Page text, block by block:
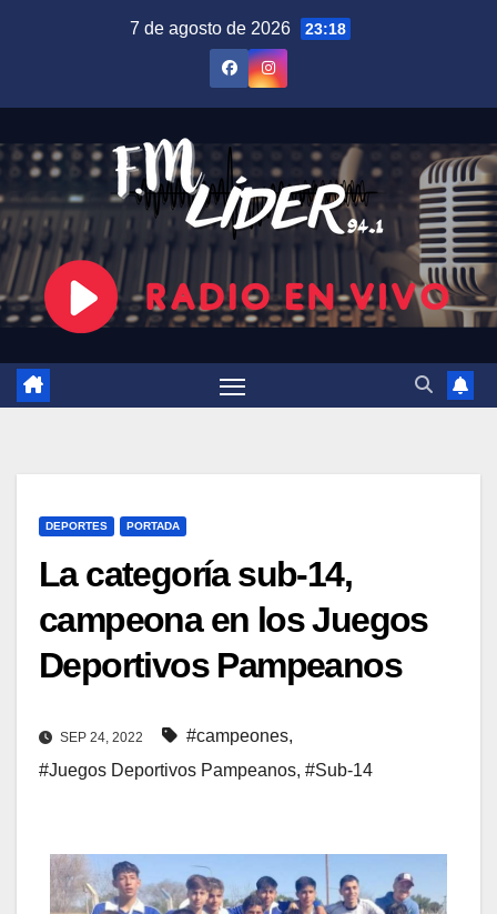
7 de agosto de 2026 23:18
DEPORTES PORTADA
La categoría sub-14,
campeona en los Juegos
Deportivos Pampeanos
SEP 24, 2022 #campeones,
#Juegos Deportivos Pampeanos, #Sub-14